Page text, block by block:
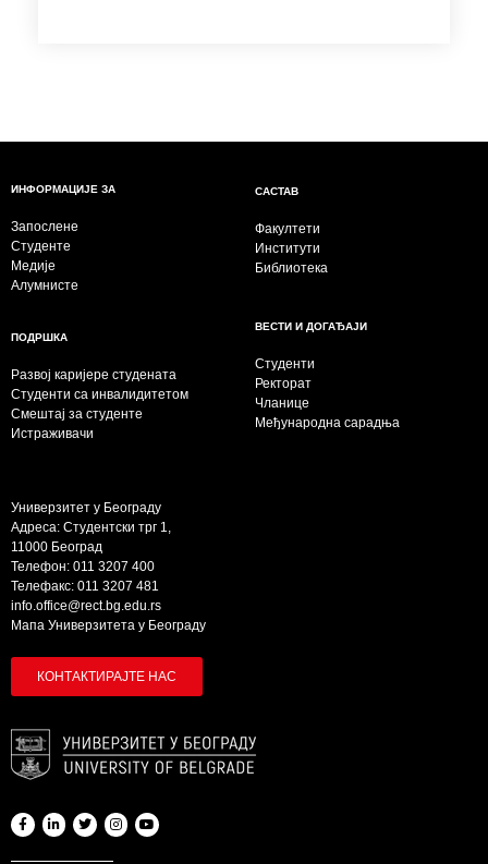
ИНФОРМАЦИЈЕ ЗА
Запослене
Студенте
Медије
Алумнисте
САСТАВ
Факултети
Институти
Библиотека
ПОДРШКА
Развој каријере студената
Студенти са инвалидитетом
Смештај за студенте
Истраживачи
ВЕСТИ И ДОГАЂАЈИ
Студенти
Ректорат
Чланице
Међународна сарадња
Универзитет у Београду
Адреса: Студентски трг 1,
11000 Београд
Телефон: 011 3207 400
Телефакс: 011 3207 481
info.office@rect.bg.edu.rs
Мапа Универзитета у Београду
КОНТАКТИРАЈТЕ НАС